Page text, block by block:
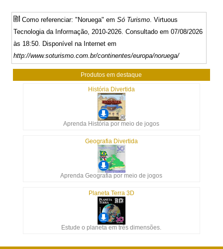
Como referenciar: "Noruega" emSó Turismo . Virtuous
Tecnologia da Informação, 2010-2026. Consultado em 07/08/2026
às 18:50. Disponível na Internet em
http://www.soturismo.com.br/continentes/europa/noruega/
Produtos em destaque
História Divertida
Aprenda História por meio de jogos
Geografia Divertida
Aprenda Geografia por meio de jogos
Planeta Terra 3D
Estude o planeta em três dimensões.